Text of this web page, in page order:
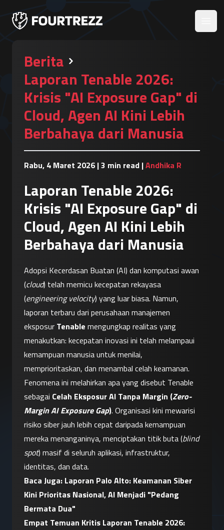
Berita
Laporan Tenable 2026:
Krisis "AI Exposure Gap" di
Cloud, Agen AI Kini Lebih
Berbahaya dari Manusia
Rabu, 4 Maret 2026 |3 min read |Andhika R
Laporan Tenable 2026:
Krisis "AI Exposure Gap" di
Cloud, Agen AI Kini Lebih
Berbahaya dari Manusia
Adopsi Kecerdasan Buatan (AI) dan komputasi awan
(cloud) telah memicu kecepatan rekayasa
(engineering velocity) yang luar biasa. Namun,
laporan terbaru dari perusahaan manajemen
eksposur Tenable mengungkap realitas yang
menakutkan: kecepatan inovasi ini telah melampaui
kemampuan manusia untuk menilai,
memprioritaskan, dan menambal celah keamanan.
Fenomena ini melahirkan apa yang disebut Tenable
sebagai Celah Eksposur AI Tanpa Margin (Zero-
Margin AI Exposure Gap). Organisasi kini mewarisi
risiko siber jauh lebih cepat daripada kemampuan
mereka menanganinya, menciptakan titik buta (blind
spot) masif di seluruh aplikasi, infrastruktur,
identitas, dan data.
Baca Juga: Laporan Palo Alto: Keamanan Siber
Kini Prioritas Nasional, AI Menjadi "Pedang
Bermata Dua"
Empat Temuan Kritis Laporan Tenable 2026: